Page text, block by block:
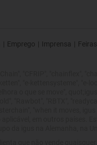
| Emprego | Imprensa | Feiras